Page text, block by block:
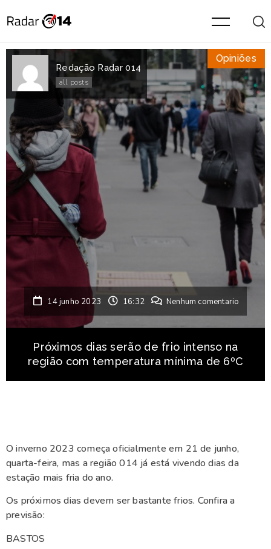
Redação Radar 014
all posts
Opiniões
14 junho 2023 16:32 Nenhum comentario
Próximos dias serão de frio intenso na
região com temperatura mínima de 6ºC
O inverno 2023 começa oficialmente em 21 de junho,
quarta-feira, mas a região 014 já está vivendo dias da
estação mais fria do ano.
Os próximos dias devem ser bastante frios. Confira a
previsão:
BASTOS